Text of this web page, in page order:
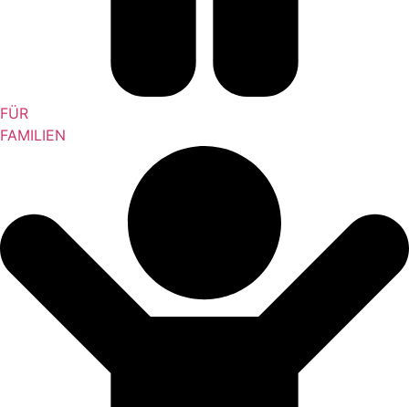
FÜR
FAMILIEN